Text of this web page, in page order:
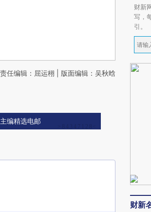
责任编辑：屈运栩 | 版面编辑：吴秋晗
编精选电邮
财新
写，
引。
财新